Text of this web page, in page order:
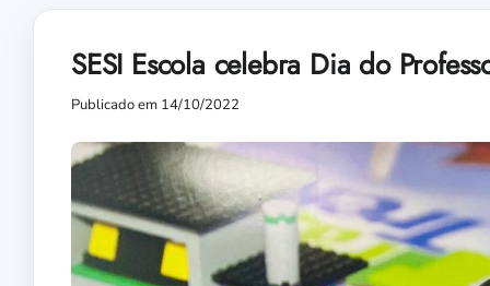
SESI Escola celebra Dia do
Publicado em 14/10/2022